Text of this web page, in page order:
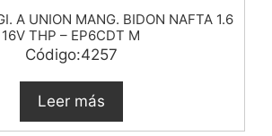
A UNION MANG. BIDON NAFTA 1.6
16V THP – EP6CDT M
Código:4257
Leer más